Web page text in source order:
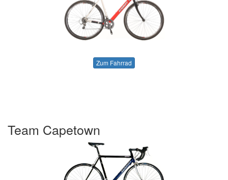
Zum Fahrrad
Team Capetown